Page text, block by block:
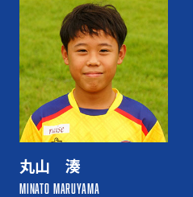
丸山 湊
MINATO MARUYAMA